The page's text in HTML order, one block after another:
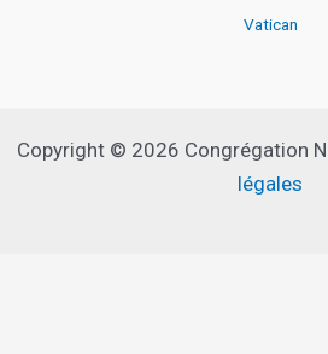
Vatican
Copyright © 2026 Congrégation
légales